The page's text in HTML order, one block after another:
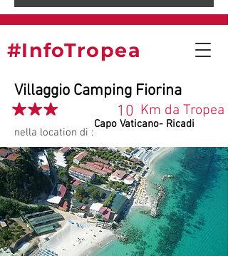
#InfoTropea
Villaggio Camping Fiorina
nella location di :
Capo Vaticano- Ricadi
10 Km da Tropea